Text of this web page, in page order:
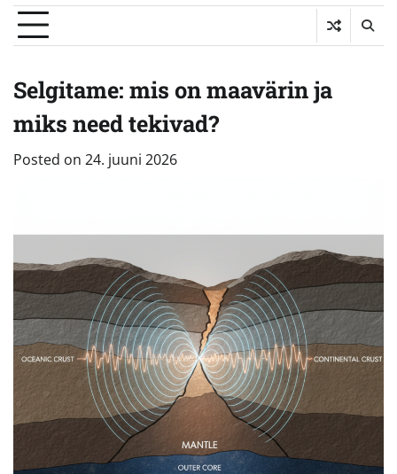
Selgitame: mis on maavärin ja
miks need tekivad?
Posted on 24. juuni 2026